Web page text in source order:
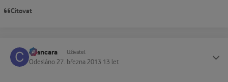
Citovat
cvancara Uživatel
Odesláno 27. března 2013 13 let